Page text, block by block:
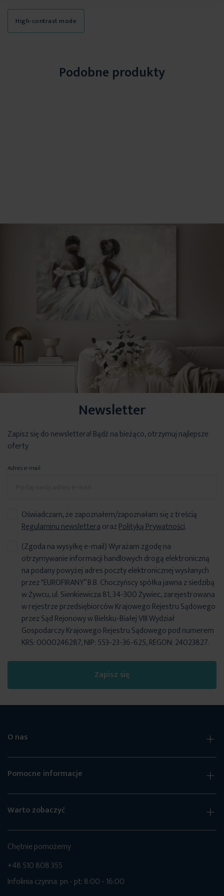
High-contrast mode
Podobne produkty
Newsletter
Zapisz się do newslettera! Bądź na bieżąco, otrzymuj najlepsze
oferty
Adres e-mail
Oświadczam, że zapoznałem/zapoznałam się z treścią
Regulaminu newsletteraorazPolityką Prywatności.
Zapisz się
(Zgoda na wysyłkę e-mail) Wyrażam zgodę na
otrzymywanie informacji handlowych drogą elektroniczną
na podany powyżej adres poczty elektronicznej wysłanych
przez "EUROFIRANY” B.B. Choczyńscy spółka jawna z siedzibą
w Żywcu, ul. Sienkiewicza 81, 34-300 Żywiec, zarejestrowana
w rejestrze przedsiębiorców Krajowego Rejestru Sądowego
przez Sąd Rejonowy w Bielsku-Białej VIII Wydział
Gospodarczy Krajowego Rejestru Sądowego pod numerem
KRS: 0000246287, NIP: 553-23-36-625, REGON: 24023827.
O nas
Pomocne informacje
Warto zobaczyć
Chętnie pomożemy
+48 510 808 355
Infolinia czynna: pn - pt: 8:00 - 16:00